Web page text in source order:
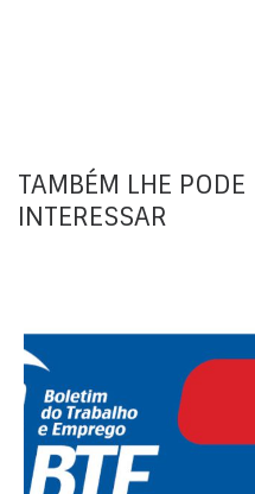
TAMBÉM LHE PODE
INTERESSAR